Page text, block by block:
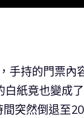
手持的門票
紙竟也變成
間突然倒退